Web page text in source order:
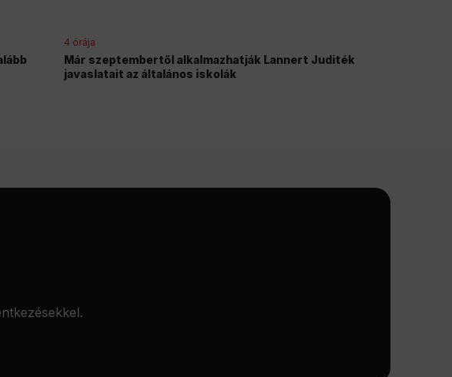
4 órája
Már szeptembertől alkalmazhatják Lannert Juditék
javaslatait az általános iskolák